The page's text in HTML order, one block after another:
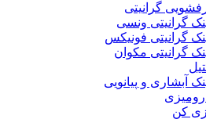
گرانیتی
گرانیتی ونسی
گرانیتی فونیکس
گرانیتی مکوان
آبشاری و پیانویی
کن